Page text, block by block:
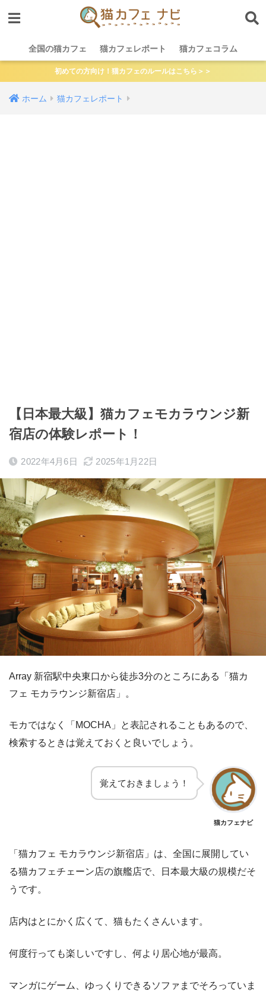
全国の猫カフェ 猫カフェレポート 猫カフェコラム
初めての方向け！猫カフェのルールはこちら＞＞
ホーム 猫カフェレポート
【日本最大級】猫カフェモカラウンジ新
宿店の体験レポート！
2022年4月6日 2025年1月22日
Array 新宿駅中央東口から徒歩3分のところにある「猫カ
フェ モカラウンジ新宿店」。
モカではなく「MOCHA」と表記されることもあるので、
検索するときは覚えておくと良いでしょう。
覚えておきましょう！
猫カフェナビ
「猫カフェ モカラウンジ新宿店」は、 全国に展開してい
る猫カフェチェーン店の旗艦店で、日本最大級の規模だそ
うです。
店内はとにかく広くて、猫もたくさんいます。
何度行っても楽しいですし、何より居心地が最高。
マンガにゲーム、ゆっくりできるソファまでそろっていま